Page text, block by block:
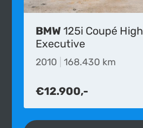
BMW 125i Coupé High
Executive
2010 168.430 km
€12.900,-